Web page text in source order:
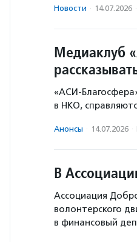
Новости · 14.07.2026 ·
Медиаклуб
«АСИ-
в НКО,
Анонсы · 14.07.2026 ·
В
Ассоциация
волонтерского
в финансовый